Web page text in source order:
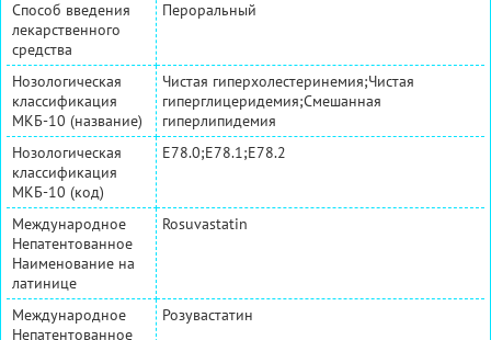
Способ введения
лекарственного
средства
Пероральный
Нозологическая
классификация
МКБ-10 (название)
Чистая гиперхолестеринемия;Чистая
гиперглицеридемия;Смешанная
гиперлипидемия
Нозологическая
классификация
МКБ-10 (код)
E78.0;E78.1;E78.2
Международное
Непатентованное
Наименование на
латинице
Rosuvastatin
Международное
Непатентованное
Розувастатин